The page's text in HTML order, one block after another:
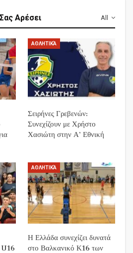
All
Αρέσει
ΑΘΛΗΤΙΚΆ
Σειρήνες Γρεβενών:
Συνεχίζουν με Χρήστο
Χασιώτη στην Α’ Εθνική
U16
ΑΘΛΗΤΙΚΆ
Η Ελλάδα συνεχίζει δυνατά
στο Βαλκανικό Κ16 των